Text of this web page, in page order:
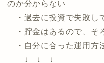
ギフト最大60,000円分プ
以下のお悩みがある方に
・運用したいけど、種